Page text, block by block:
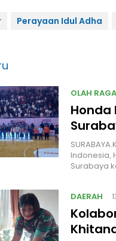
Perayaan Idul Adha
OLAH RAGA
Honda
Indonesia,
Surabaya
DAERAH